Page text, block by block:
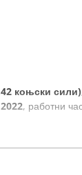
коњски сили)
2022, работни